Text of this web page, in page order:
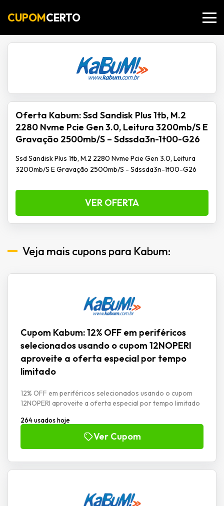
CUPOMCERTO
Oferta Kabum: Ssd Sandisk Plus 1tb, M.2
2280 Nvme Pcie Gen 3.0, Leitura 3200mb/S E
Gravação 2500mb/S – Sdssda3n-1t00-G26
Ssd Sandisk Plus 1tb, M.2 2280 Nvme Pcie Gen 3.0, Leitura
3200mb/S E Gravação 2500mb/S - Sdssda3n-1t00-G26
VER OFERTA
Veja mais cupons para Kabum:
Cupom Kabum: 12% OFF em periféricos
selecionados usando o cupom 12NOPERI
aproveite a oferta especial por tempo
limitado
12% OFF em periféricos selecionados usando o cupom
12NOPERI aproveite a oferta especial por tempo limitado
264 usados hoje
Ver Cupom